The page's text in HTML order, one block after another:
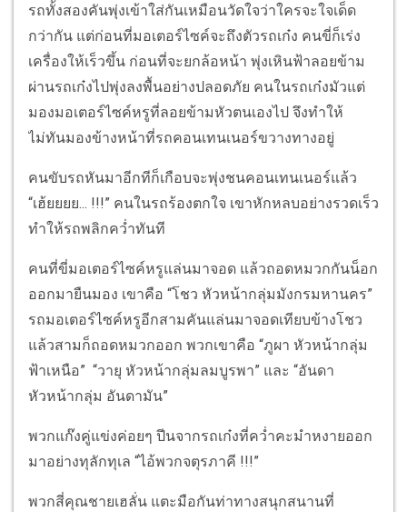
รถทั้งสองคันพุ่งเข้าใส่กันเหมือนวัดใจว่าใครจะใจเด็ด
กว่ากัน แต่ก่อนที่มอเตอร์ไซค์จะถึงตัวรถเก๋ง คนขี่ก็เร่ง
เครื่องให้เร็วขึ้น ก่อนที่จะยกล้อหน้า พุ่งเหินฟ้าลอยข้าม
ผ่านรถเก๋งไปพุ่งลงพื้นอย่างปลอดภัย คนในรถเก๋งมัวแต่
มองมอเตอร์ไซค์หรูที่ลอยข้ามหัวตนเองไป จึงทำให้
ไม่ทันมองข้างหน้าที่รถคอนเทนเนอร์ขวางทางอยู่
คนขับรถหันมาอีกทีก็เกือบจะพุ่งชนคอนเทนเนอร์แล้ว
“เฮ้ยยยย... !!!” คนในรถร้องตกใจ เขาหักหลบอย่างรวดเร็ว
ทำให้รถพลิกคว่ำทันที
คนที่ขี่มอเตอร์ไซค์หรูแล่นมาจอด แล้วถอดหมวกกันน็อก
ออกมายืนมอง เขาคือ “โชว หัวหน้ากลุ่มมังกรมหานคร”
รถมอเตอร์ไซค์หรูอีกสามคันแล่นมาจอดเทียบข้างโชว
แล้วสามก็ถอดหมวกออก พวกเขาคือ “ภูผา หัวหน้ากลุ่ม
ฟ้าเหนือ” “วายุ หัวหน้ากลุ่มลมบูรพา” และ “อันดา
หัวหน้ากลุ่ม อันดามัน”
พวกแก๊งคู่แข่งค่อยๆ ปีนจากรถเก๋งที่คว่ำคะมำหงายออก
มาอย่างทุลักทุเล “ไอ้พวกจตุรภาคี !!!”
พวกสี่คุณชายเฮลั่น แตะมือกันท่าทางสนุกสนานที่